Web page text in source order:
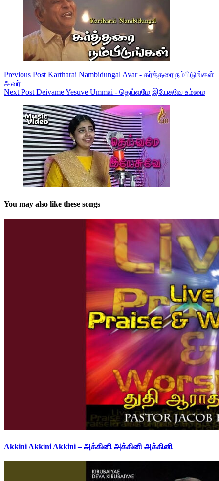
Previous Post Kartharai Nambidungal Avar - கர்த்தரை நம்பிடுங்கள்
அவர்
Next Post Deivame Yesuve Ummai - தெய்வமே இயேசுவே உம்மை
You may also like these songs
Akkini Akkini Akkini – அக்கினி அக்கினி அக்கினி